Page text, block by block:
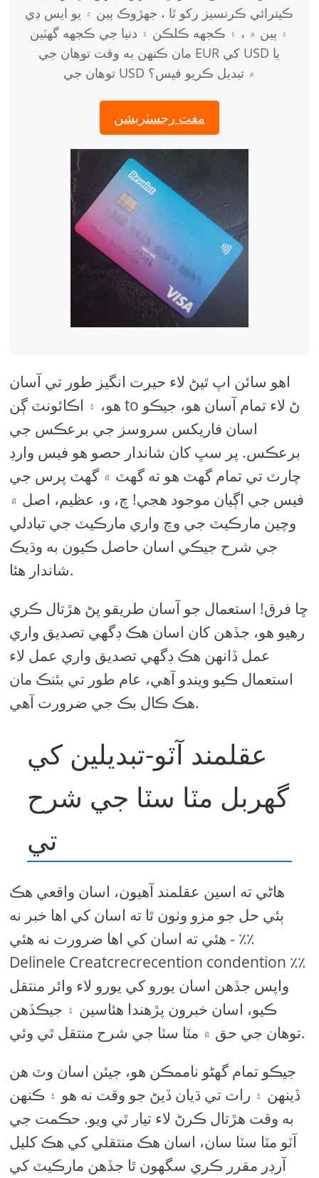
ڪيترائي ڪرنسيز رکو ٿا ، جهڙوڪ ٻين ۽ يو ايس ڊي
۽ ٻين ۾ ، ۽ ڪجهه ڪلڪن ۽ دنيا جي ڪجهه گهٽين
مان ڪنهن به وقت توهان جي EUR کي USD يا
توهان جي USD ۾ تبديل ڪريو فيس؟
مفت رجسٽريشن
اهو سائن اپ ٿيڻ لاء حيرت انگيز طور تي آسان
هو، ۽ اڪائونٽ ڳن to ڻ لاء تمام آسان هو، جيڪو
اسان فاریکس سروسز جي برعڪس جي
برعڪس. پر سڀ کان شاندار حصو هو فيس وارڊ
چارٽ تي تمام گهٽ هو ته گهٽ ۾ گهٽ پرس جي
فيس جي اڳيان موجود هجي! چ، و، عظيم، اصل ۾
وچين مارڪيٽ جي وچ واري مارڪيٽ جي تبادلي
جي شرح جيڪي اسان حاصل ڪيون به وڌيڪ
شاندار هئا.
ڇا فرق! استعمال جو آسان طريقو پڻ هڙتال ڪري
رهيو هو، جڏهن کان اسان هڪ ڊگهي تصديق واري
عمل ڏانهن هڪ ڊگهي تصديق واري عمل لاء
استعمال ڪيو ويندو آهي، عام طور تي بئنڪ مان
هڪ ڪال بڪ جي ضرورت آهي.
عقلمند آٽو-تبديلين کي
گهربل مٽا سٽا جي شرح
تي
هاڻي ته اسين عقلمند آهيون، اسان واقعي هڪ
ٻئي حل جو مزو وٺون ٿا ته اسان کي اها خبر نه
هئي ته اسان کي اها ضرورت نه هئي - ٪٪
Delinele Creatcrecrecention condention ٪٪
واپس جڏهن اسان يورو کي يورو لاء وائر منتقل
ڪيو، اسان خبرون پڙهندا هئاسين ۽ جيڪڏهن
توهان جي حق ۾ مٽا سٽا جي شرح منتقل ٿي وئي.
جيڪو تمام گهڻو ناممڪن هو، جيئن اسان وٽ هن
ڏينهن ۽ رات تي ڌيان ڏيڻ جو وقت نه هو ۽ ڪنهن
به وقت هڙتال ڪرڻ لاء تيار ٿي ويو. حڪمت جي
آٽو مٽا سٽا سان، اسان هڪ منتقلي کي هڪ کليل
آرڊر مقرر ڪري سگهون ٿا جڏهن مارڪيٽ کي